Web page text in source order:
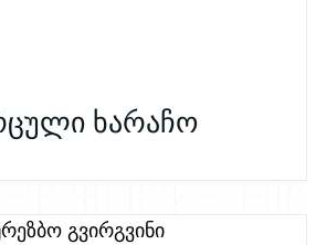
ხარაჩო